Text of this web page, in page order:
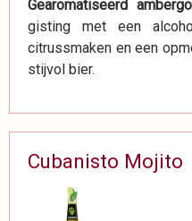
Gearomatiseerd
gisting met een
citrussmaken en een
stijvol bier.
Cubanisto Mojito